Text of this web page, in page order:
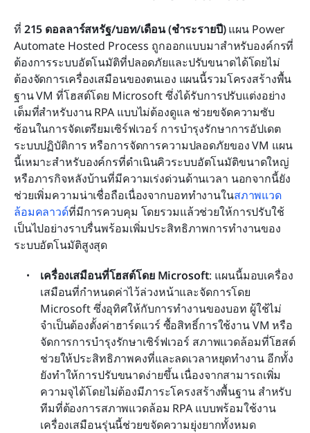
ที่ 215 ดอลลาร์สหรัฐ/บอท/เดือน (ชำระรายปี) แผน Power
Automate Hosted Process ถูกออกแบบมาสำหรับองค์กรที่
ต้องการระบบอัตโนมัติที่ปลอดภัยและปรับขนาดได้โดยไม่
ต้องจัดการเครื่องเสมือนของตนเอง แผนนี้รวมโครงสร้างพื้น
ฐาน VM ที่โฮสต์โดย Microsoft ซึ่งได้รับการปรับแต่งอย่าง
เต็มที่สำหรับงาน RPA แบบไม่ต้องดูแล ช่วยขจัดความซับ
ซ้อนในการจัดเตรียมเซิร์ฟเวอร์ การบำรุงรักษาการอัปเดต
ระบบปฏิบัติการ หรือการจัดการความปลอดภัยของ VM แผน
นี้เหมาะสำหรับองค์กรที่ดำเนินคิวระบบอัตโนมัติขนาดใหญ่
หรือภารกิจหลังบ้านที่มีความเร่งด่วนด้านเวลา นอกจากนี้ยัง
ช่วยเพิ่มความน่าเชื่อถือเนื่องจากบอททำงานในสภาพแวด
ล้อมคลาวด์ที่มีการควบคุม โดยรวมแล้วช่วยให้การปรับใช้
เป็นไปอย่างราบรื่นพร้อมเพิ่มประสิทธิภาพการทำงานของ
ระบบอัตโนมัติสูงสุด
เครื่องเสมือนที่โฮสต์โดย Microsoft: แผนนี้มอบเครื่อง
เสมือนที่กำหนดค่าไว้ล่วงหน้าและจัดการโดย
Microsoft ซึ่งอุทิศให้กับการทำงานของบอท ผู้ใช้ไม่
จำเป็นต้องตั้งค่าฮาร์ดแวร์ ซื้อสิทธิ์การใช้งาน VM หรือ
จัดการการบำรุงรักษาเซิร์ฟเวอร์ สภาพแวดล้อมที่โฮสต์
ช่วยให้ประสิทธิภาพคงที่และลดเวลาหยุดทำงาน อีกทั้ง
ยังทำให้การปรับขนาดง่ายขึ้น เนื่องจากสามารถเพิ่ม
ความจุได้โดยไม่ต้องมีภาระโครงสร้างพื้นฐาน สำหรับ
ทีมที่ต้องการสภาพแวดล้อม RPA แบบพร้อมใช้งาน
เครื่องเสมือนรุ่นนี้ช่วยขจัดความยุ่งยากทั้งหมด